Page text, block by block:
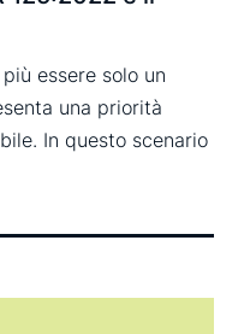
essere solo un
una priorità
In questo scenario